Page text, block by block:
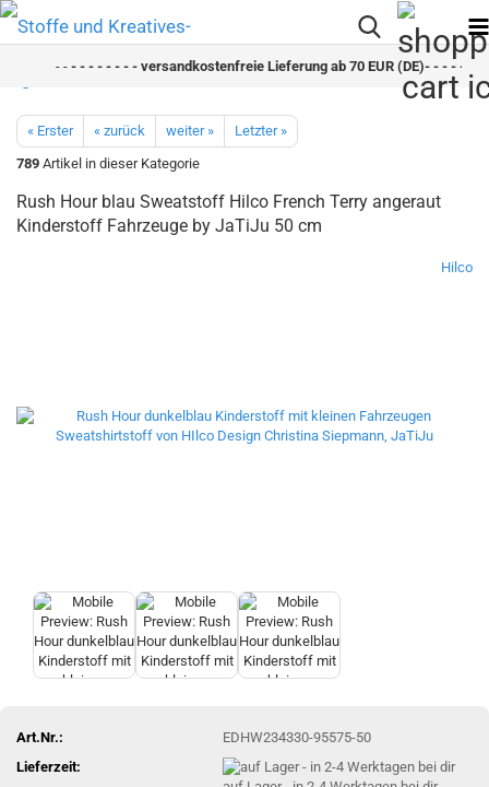
- - - - - - - - versandkostenfreie Lieferung ab 70 EUR (DE)- - - - - - -
« Erster « zurück weiter »
Letzter »
789 Artikel in dieser Kategorie
Rush Hour blau Sweatstoff Hilco French Terry angeraut
Kinderstoff Fahrzeuge by JaTiJu 50 cm
Hilco
Art.Nr.:
EDHW234330-95575-50
Lieferzeit: